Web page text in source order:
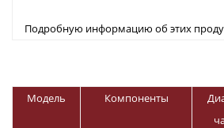
Подробную информацию об этих
Модель Компоненты